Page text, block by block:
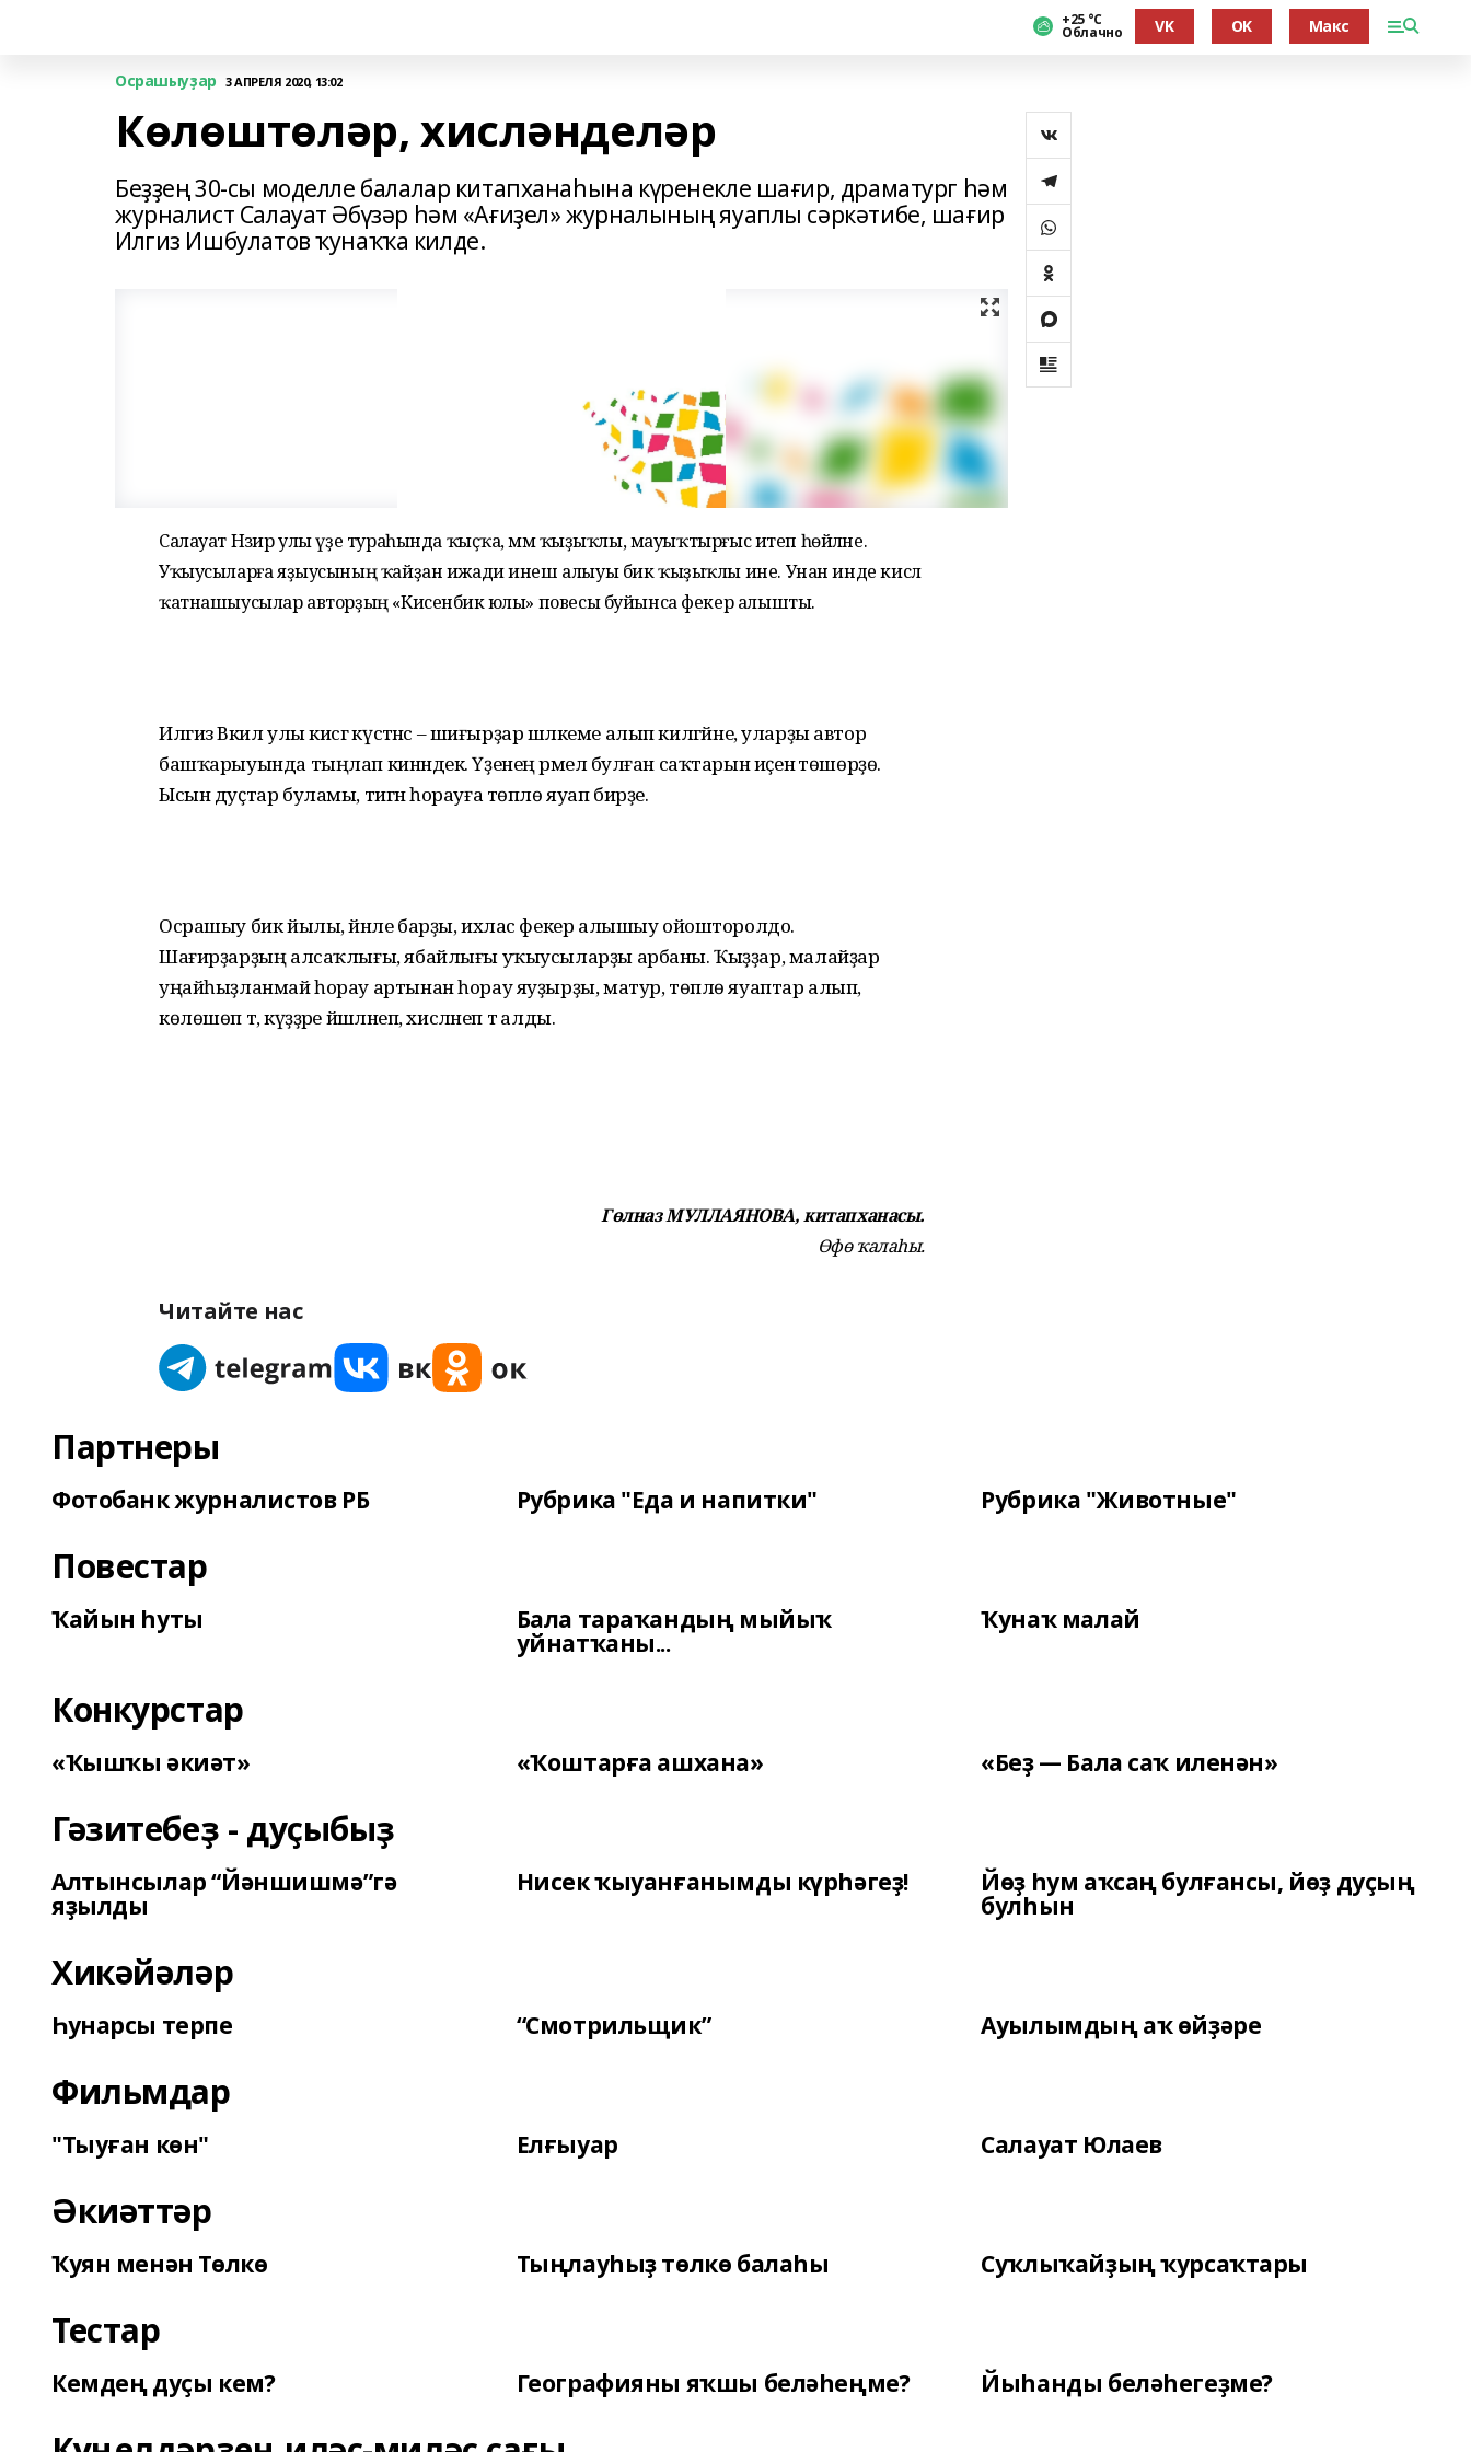
+25 °С
Облачно VK OK Макс
Осрашыуҙар 3 АПРЕЛЯ 2020, 13:02
Көлөштөләр, хисләнделәр
Беҙҙең 30-сы моделле балалар китапханаһына күренекле шағир, драматург һәм
журналист Салауат Әбүзәр һәм «Ағиҙел» журналының яуаплы сәркәтибе, шағир
Илгиз Ишбулатов ҡунаҡҡа килде.
Салауат Нәзир улы үҙе тураһында ҡыҫҡа, әммә ҡыҙыҡлы, мауыҡтырғыс итеп һөйләне.
Уҡыусыларға яҙыусының ҡайҙан ижади инеш алыуы бик ҡыҙыҡлы ине. Унан инде кисәлә
ҡатнашыусылар авторҙың «Кисенбикә юлы» повесы буйынса фекер алышты.
Илгиз Вәкил улы кисәгә күстәнәс – шиғырҙар шәлкеме алып килгәйне, уларҙы автор
башҡарыуында тыңлап кинәндек. Үҙенең әрмелә булған саҡтарын иҫенә төшөрҙө.
Ысын дуҫтар буламы, тигән һорауға төплө яуап бирҙе.
Осрашыу бик йылы, йәнле барҙы, ихлас фекер алышыу ойошторолдо.
Шағирҙарҙың алсаҡлығы, ябайлығы уҡыусыларҙы арбаны. Ҡыҙҙар, малайҙар
уңайһыҙланмай һорау артынан һорау яуҙырҙы, матур, төплө яуаптар алып,
көлөшөп тә, күҙҙәре йәшләнеп, хисләнеп тә алды.
Гөлназ МУЛЛАЯНОВА, китапханасы.
Өфө ҡалаһы.
Читайте нас
Партнеры
Фотобанк журналистов РБ Рубрика "Еда и напитки" Рубрика "Животные"
Повестар
Ҡайын һуты Бала тараҡандың мыйыҡ
уйнатҡаны...
Ҡунаҡ малай
Конкурстар
«Ҡышҡы әкиәт» «Ҡоштарға ашхана» «Беҙ — Бала саҡ иленән»
Гәзитебеҙ - дуҫыбыҙ
Алтынсылар “Йәншишмә”гә
яҙылды
Нисек ҡыуанғанымды күрһәгеҙ! Йөҙ һум аҡсаң булғансы, йөҙ дуҫың
булһын
Хикәйәләр
Һунарсы терпе “Смотрильщик” Ауылымдың аҡ өйҙәре
Фильмдар
"Тыуған көн" Елғыуар Салауат Юлаев
Әкиәттәр
Ҡуян менән Төлкө Тыңлауһыҙ төлкө балаһы Суҡлыҡайҙың ҡурсаҡтары
Тестар
Кемдең дуҫы кем? Географияны яҡшы беләһеңме? Йыһанды беләһегеҙме?